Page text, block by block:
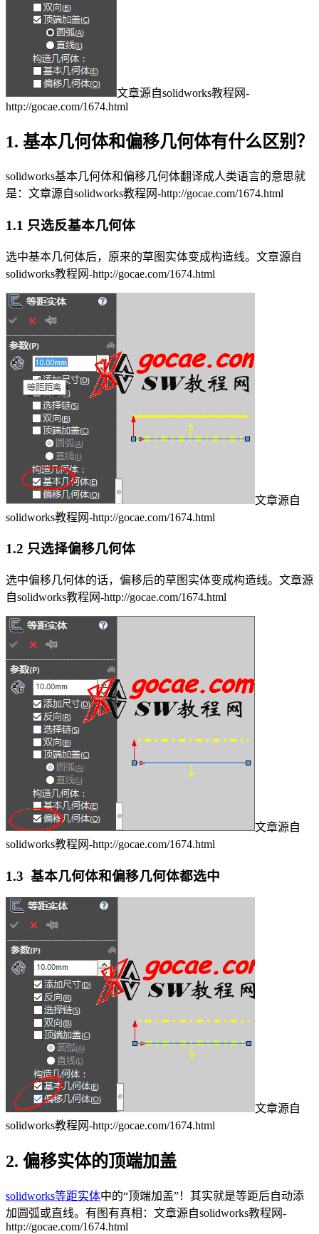
文章源自solidworks教程网-
http://gocae.com/1674.html
1. 基本几何体和偏移几何体有什么区别？
solidworks基本几何体和偏移几何体翻译成人类语言的意思就
是： 文章源自solidworks教程网-http://gocae.com/1674.html
1.1 只选反基本几何体
选中基本几何体后，原来的草图实体变成构造线。 文章源自
solidworks教程网-http://gocae.com/1674.html
文章源自
solidworks教程网-http://gocae.com/1674.html
1.2 只选择偏移几何体
选中偏移几何体的话，偏移后的草图实体变成构造线。 文章源
自solidworks教程网-http://gocae.com/1674.html
文章源自
solidworks教程网-http://gocae.com/1674.html
1.3 基本几何体和偏移几何体都选中
文章源自
solidworks教程网-http://gocae.com/1674.html
2. 偏移实体的顶端加盖
solidworks等距实体中的“顶端加盖”！其实就是等距后自动添
加圆弧或直线。有图有真相： 文章源自solidworks教程网-
http://gocae.com/1674.html